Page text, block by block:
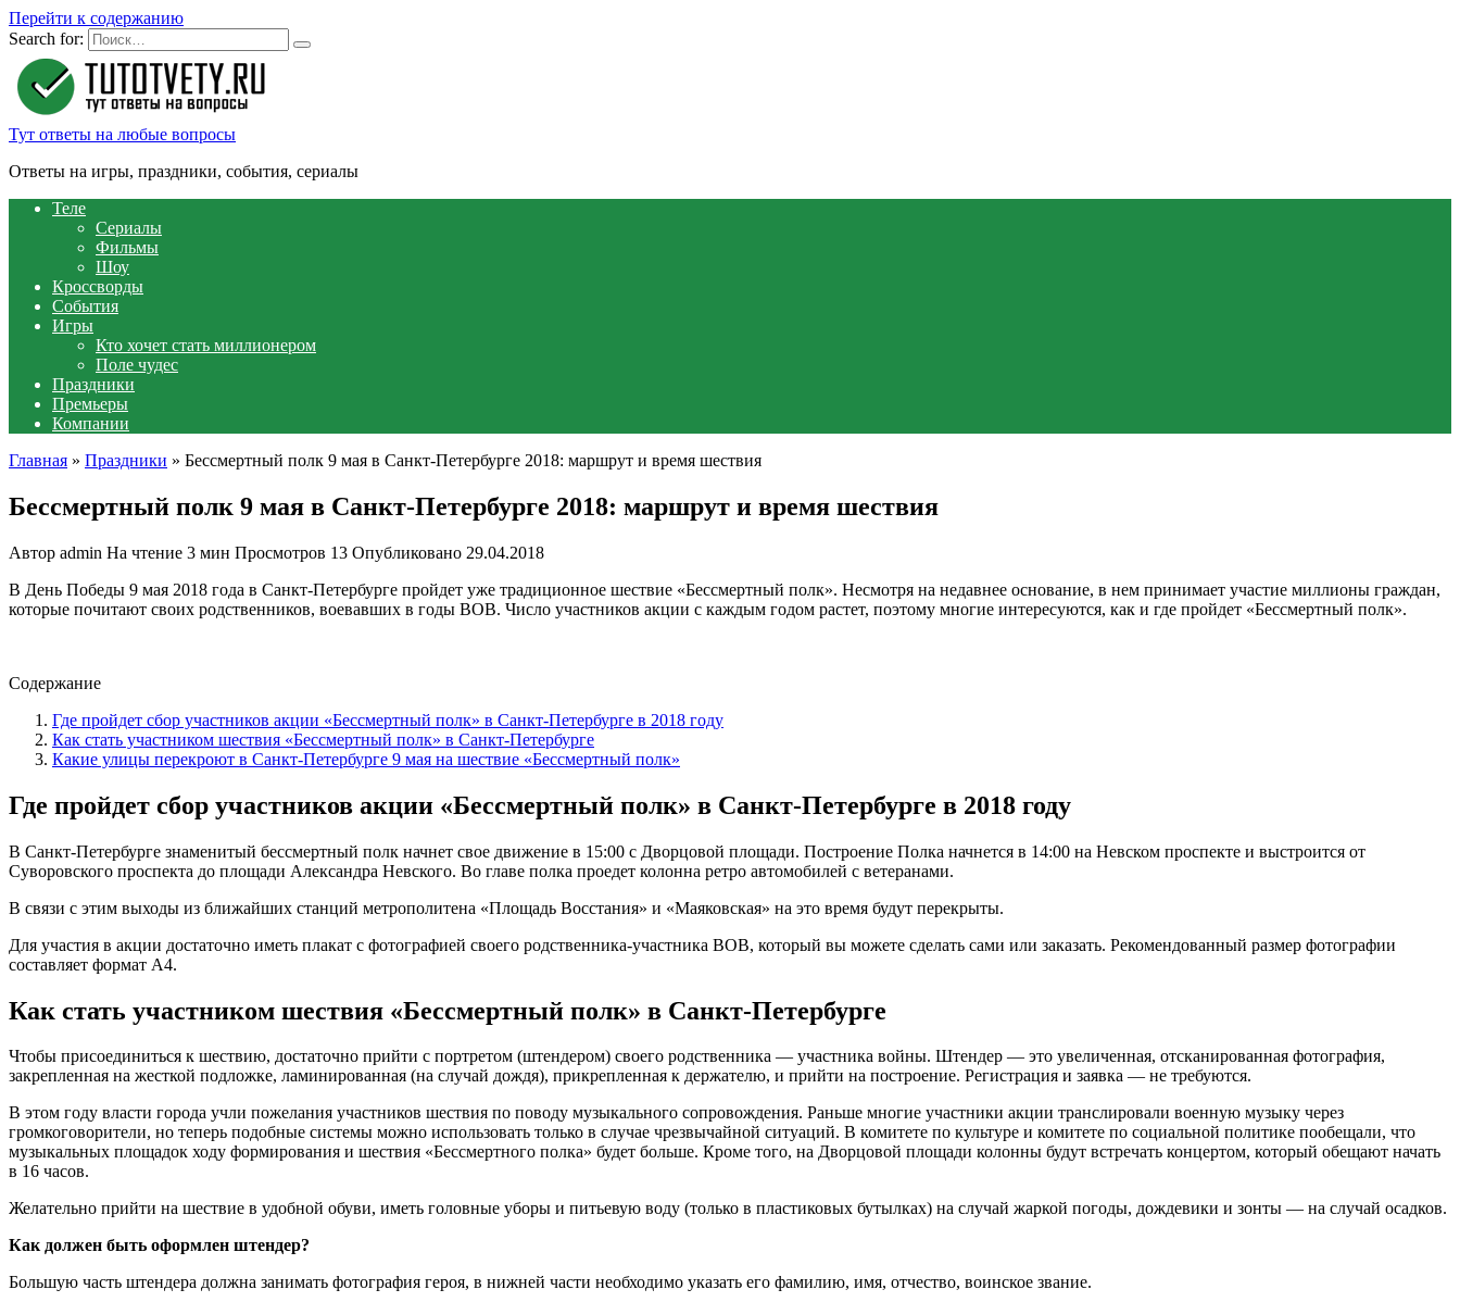
Перейти к содержанию
Search for:
Тут ответы на любые вопросы
Ответы на игры, праздники, события, сериалы
Теле
Сериалы
Фильмы
Шоу
Кроссворды
События
Игры
Кто хочет стать миллионером
Поле чудес
Праздники
Премьеры
Компании
Главная » Праздники » Бессмертный полк 9 мая в Санкт-Петербурге 2018: маршрут и время шествия
Бессмертный полк 9 мая в Санкт-Петербурге 2018: маршрут и время шествия
Автор admin На чтение 3 мин Просмотров 13 Опубликовано 29.04.2018
В День Победы 9 мая 2018 года в Санкт-Петербурге пройдет уже традиционное шествие «Бессмертный полк». Несмотря на недавнее основание, в нем принимает участие миллионы граждан,
которые почитают своих родственников, воевавших в годы ВОВ. Число участников акции с каждым годом растет, поэтому многие интересуются, как и где пройдет «Бессмертный полк».
Содержание
Где пройдет сбор участников акции «Бессмертный полк» в Санкт-Петербурге в 2018 году
Как стать участником шествия «Бессмертный полк» в Санкт-Петербурге
Какие улицы перекроют в Санкт-Петербурге 9 мая на шествие «Бессмертный полк»
Где пройдет сбор участников акции «Бессмертный полк» в Санкт-Петербурге в 2018 году
В Санкт-Петербурге знаменитый бессмертный полк начнет свое движение в 15:00 с Дворцовой площади. Построение Полка начнется в 14:00 на Невском проспекте и выстроится от
Суворовского проспекта до площади Александра Невского. Во главе полка проедет колонна ретро автомобилей с ветеранами.
В связи с этим выходы из ближайших станций метрополитена «Площадь Восстания» и «Маяковская» на это время будут перекрыты.
Для участия в акции достаточно иметь плакат с фотографией своего родственника-участника ВОВ, который вы можете сделать сами или заказать. Рекомендованный размер фотографии
составляет формат А4.
Как стать участником шествия «Бессмертный полк» в Санкт-Петербурге
Чтобы присоединиться к шествию, достаточно прийти с портретом (штендером) своего родственника — участника войны. Штендер — это увеличенная, отсканированная фотография,
закрепленная на жесткой подложке, ламинированная (на случай дождя), прикрепленная к держателю, и прийти на построение. Регистрация и заявка — не требуются.
В этом году власти города учли пожелания участников шествия по поводу музыкального сопровождения. Раньше многие участники акции транслировали военную музыку через
громкоговорители, но теперь подобные системы можно использовать только в случае чрезвычайной ситуаций. В комитете по культуре и комитете по социальной политике пообещали, что
музыкальных площадок ходу формирования и шествия «Бессмертного полка» будет больше. Кроме того, на Дворцовой площади колонны будут встречать концертом, который обещают начать
в 16 часов.
Желательно прийти на шествие в удобной обуви, иметь головные уборы и питьевую воду (только в пластиковых бутылках) на случай жаркой погоды, дождевики и зонты — на случай осадков.
Как должен быть оформлен штендер?
Большую часть штендера должна занимать фотография героя, в нижней части необходимо указать его фамилию, имя, отчество, воинское звание.